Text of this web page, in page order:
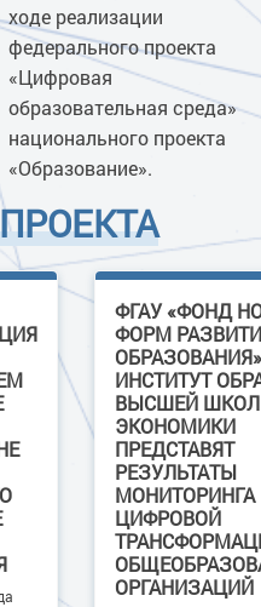
ходе реализации
федерального проекта
«Цифровая
образовательная среда»
национального проекта
«Образование».
ФГАУ «ФОНД
ФОРМ
ИНСТИТУТ
ВЫСШЕЙ
ЭКОНОМИКИ
ПРЕДСТАВЯТ
РЕЗУЛЬТАТЫ
МОНИТОРИНГА
ЦИФРОВОЙ
ОРГАНИЗАЦИЙ